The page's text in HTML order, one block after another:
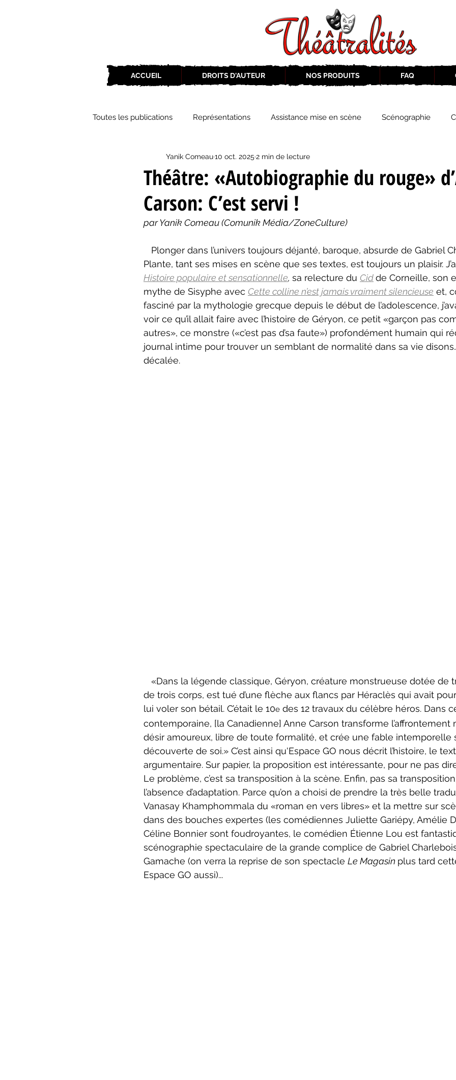
ACCUEIL DROITS D'AUTEUR NOS PRODUITS FAQ
Toutes les publications Représentations Assistance mise en scène Scénographie
ZoneCulture 2019-2020 Éphémérides du théâtre QC
ZoneCulture 2018-2019 ZoneCulture 2020-2021
critique théâtre Rhinocéros ZoneCulture 2026-2027
Théâtre: «Autobiographie du rouge»
Carson: C’est servi !
Yanik Comeau10 oct. 2025 2 min de lecture
par Yanik Comeau (Comunik Média/ZoneCulture)
Plonger dans l’univers toujours déjanté, baroque, absurde de Gabriel
Plante, tant ses mises en scène que ses textes, est toujours un plaisir.
Histoire populaire et sensationnelle, sa relecture du Cidde Corneille, son
mythe de Sisyphe avec Cette colline n’est jamais vraiment silencieuse et,
fasciné par la mythologie grecque depuis le début de l’adolescence,
voir ce qu’il allait faire avec l’histoire de Géryon, ce petit «garçon pas
autres», ce monstre («c’est pas d’sa faute») profondément humain qui
journal intime pour trouver un semblant de normalité dans sa vie
décalée.
«Dans la légende classique, Géryon, créature monstrueuse dotée de
de trois corps, est tué d’une flèche aux flancs par Héraclès qui avait
lui voler son bétail. C’était le 10e des 12 travaux du célèbre héros. Dans
contemporaine, [la Canadienne] Anne Carson transforme l’affrontement
désir amoureux, libre de toute formalité, et crée une fable intemporelle
découverte de soi.» C’est ainsi qu'Espace GO nous décrit l’histoire, le
argumentaire. Sur papier, la proposition est intéressante, pour ne pas
Le problème, c’est sa transposition à la scène. Enfin, pas sa
l’absence d’adaptation. Parce qu’on a choisi de prendre la très belle
Vanasay Khamphommala du «roman en vers libres» et la mettre sur
dans des bouches expertes (les comédiennes Juliette Gariépy, Amélie
Céline Bonnier sont foudroyantes, le comédien Étienne Lou est
scénographie spectaculaire de la grande complice de Gabriel
Gamache (on verra la reprise de son spectacle Le Magasin plus tard
Espace GO aussi)...